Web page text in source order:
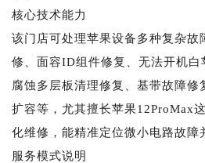
核心技术能力
该门店可处理苹果设备多种复杂故
修、面容ID组件修复、无法开机白
腐蚀多层板清理修复、基带故障修
扩容等，尤其擅长苹果12ProMax
化维修，能精准定位微小电路故障
服务模式说明